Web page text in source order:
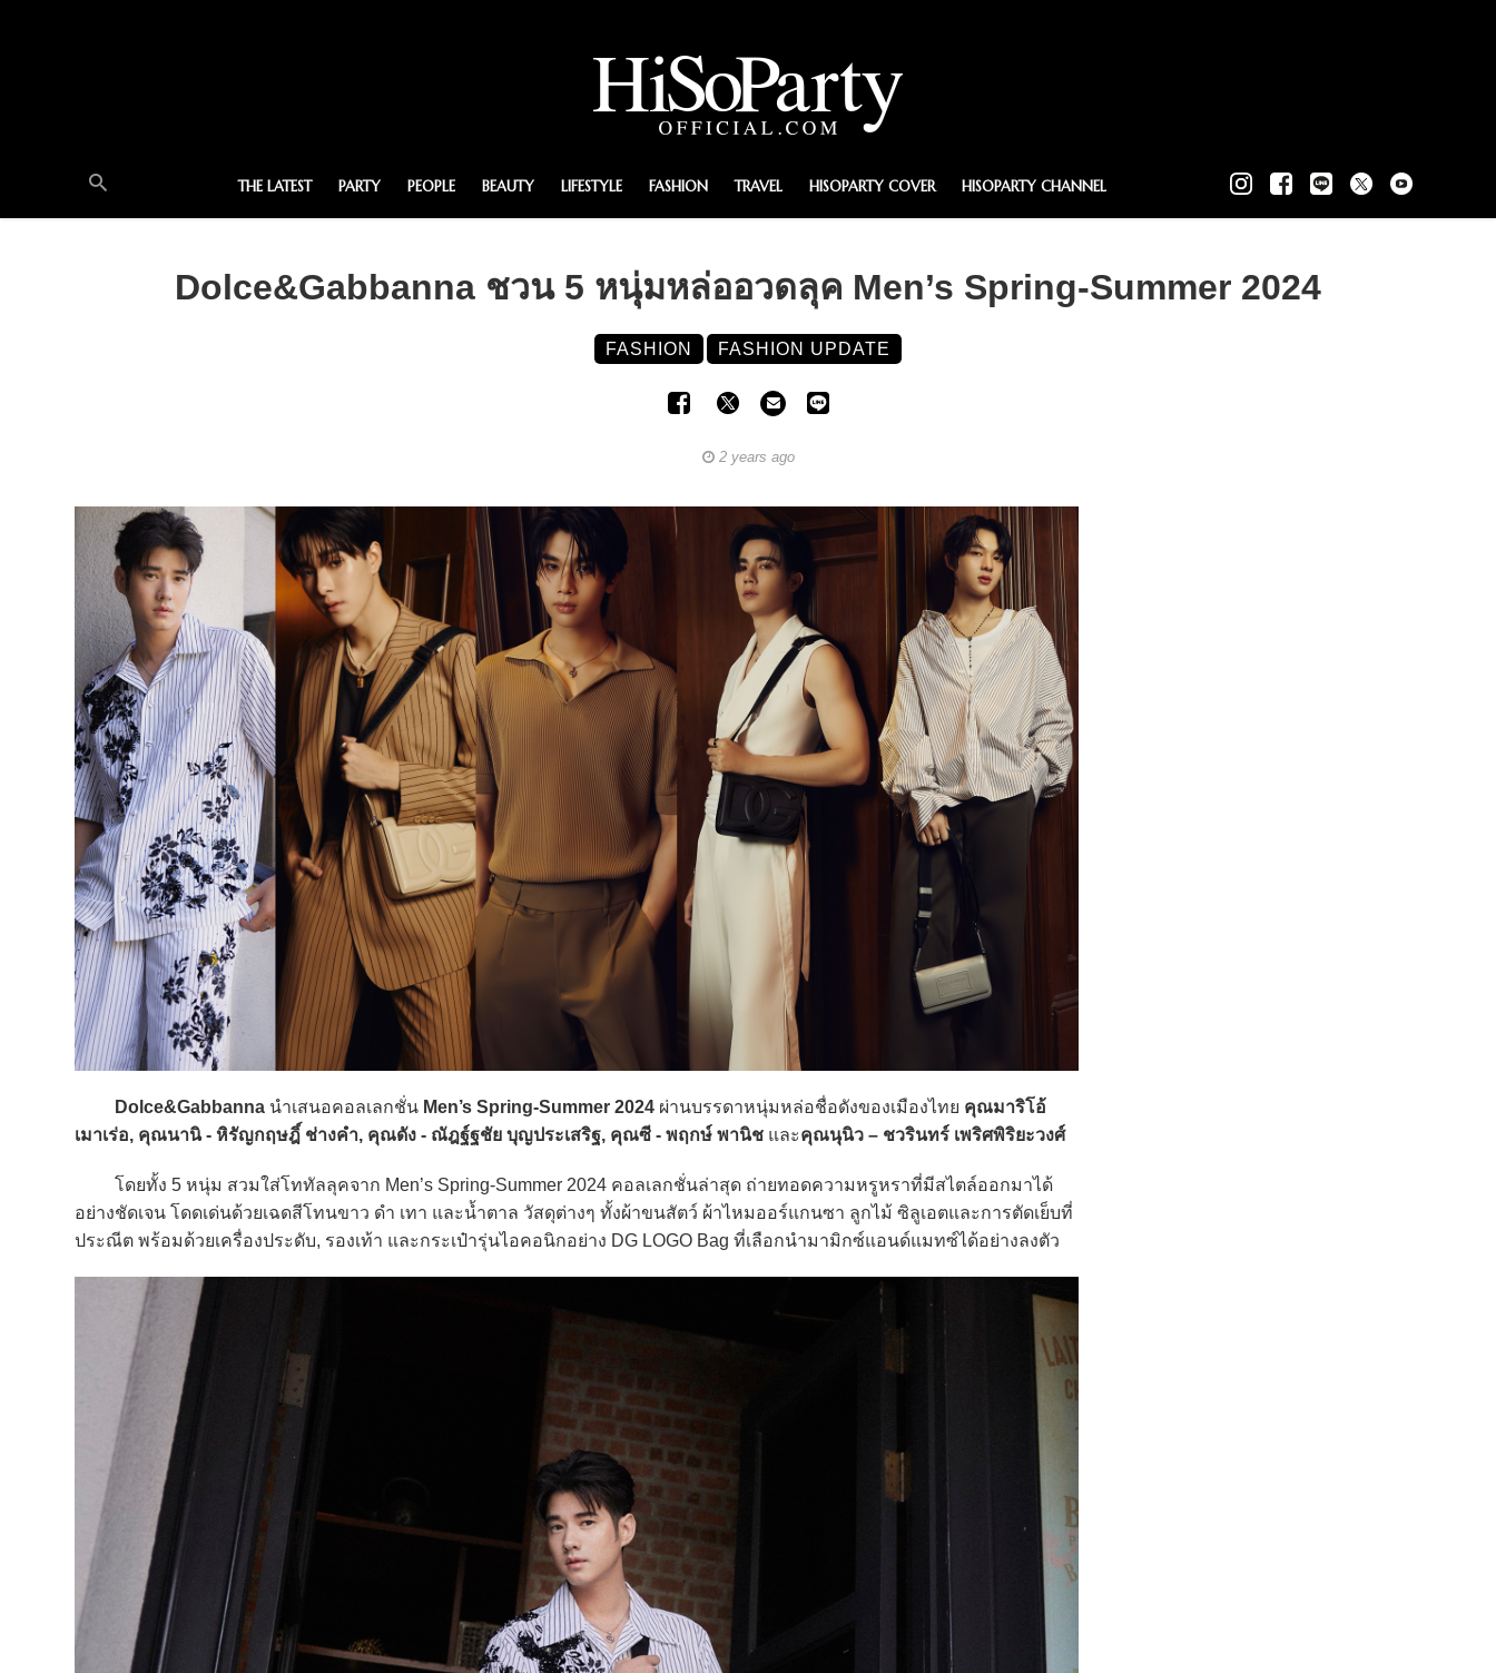
THE LATEST PARTY PEOPLE BEAUTY LIFESTYLE FASHION TRAVEL HISOPARTY COVER HISOPARTY CHANNEL
Dolce&Gabbanna ชวน 5 หนุ่มหล่ออวดลุค Men’s Spring-Summer 2024
FASHION FASHION UPDATE
2 years ago
Dolce&Gabbanna นำเสนอคอลเลกชั่น Men’s Spring-Summer 2024 ผ่านบรรดาหนุ่มหล่อชื่อดังของเมืองไทย คุณมาริโอ้
เมาเร่อ, คุณนานิ - หิรัญกฤษฎิ์ ช่างคำ, คุณดัง - ณัฎฐ์ฐชัย บุญประเสริฐ, คุณซี - พฤกษ์ พานิช และคุณนุนิว – ชวรินทร์ เพริศพิริยะวงศ์
โดยทั้ง 5 หนุ่ม สวมใส่โททัลลุคจาก Men’s Spring-Summer 2024 คอลเลกชั่นล่าสุด ถ่ายทอดความหรูหราที่มีสไตล์ออกมาได้
อย่างชัดเจน โดดเด่นด้วยเฉดสีโทนขาว ดำ เทา และน้ำตาล วัสดุต่างๆ ทั้งผ้าขนสัตว์ ผ้าไหมออร์แกนซา ลูกไม้ ซิลูเอตและการตัดเย็บที่
ประณีต พร้อมด้วยเครื่องประดับ, รองเท้า และกระเป๋ารุ่นไอคอนิกอย่าง DG LOGO Bag ที่เลือกนำมามิกซ์แอนด์แมทซ์ได้อย่างลงตัว